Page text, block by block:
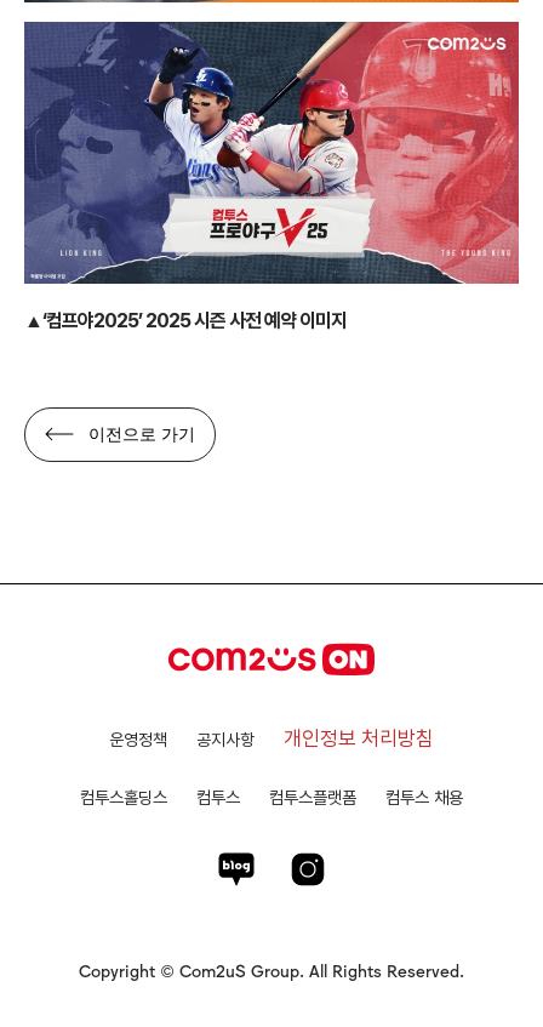
▲‘컴프야2025’ 2025 시즌 사전 예약 이미지
이전으로 가기
운영정책 공지사항 개인정보 처리방침
컴투스홀딩스 컴투스 컴투스플랫폼 컴투스 채용
Copyright © Com2uS Group. All Rights Reserved.